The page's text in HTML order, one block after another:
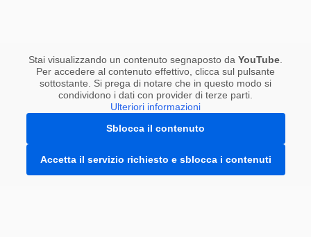
Stai visualizzando un contenuto segnaposto da YouTube
Per accedere al contenuto effettivo, clicca sul pulsante
sottostante. Si prega di notare che in questo modo si
condividono i dati con provider di terze parti.
Ulteriori informazioni
Sblocca il contenuto
Accetta il servizio richiesto e sblocca i contenuti